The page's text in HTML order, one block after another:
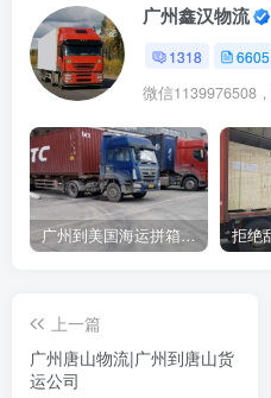
广州鑫汉物流
1318 6605
广州到美国海运拼箱多少钱？2024年最新运费构成+隐藏费用避坑指南
上一篇
广州唐山物流|广州到唐山货
运公司